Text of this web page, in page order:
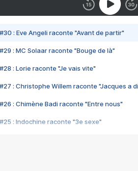
#30 : Eve Angeli raconte "Avant de partir"
#29 : MC Solaar raconte "Bouge de là"
#28 : Lorie raconte "Je vais vite"
#27 : Christophe Willem raconte "Jacques a
#26 : Chimène Badi raconte "Entre nous"
#25 : Indochine raconte "3e sexe"